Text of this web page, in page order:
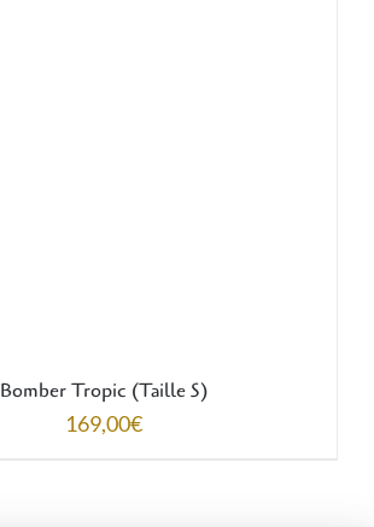
Bomber Tropic (Taille S)
169,00€